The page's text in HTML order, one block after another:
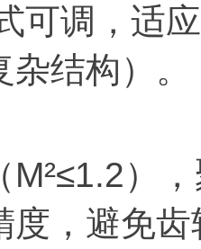
可调，适
结构）。
M²≤1.2）
度，避免